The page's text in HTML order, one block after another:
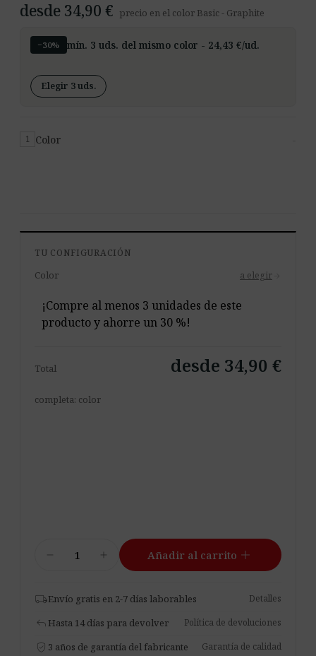
desde 34,90 € precio en el color Basic - Graphite
−30% mín. 3 uds. del mismo color - 24,43 €/ud.
Elegir 3 uds.
1 Color
TU CONFIGURACIÓN
Color a elegir arrow_forward
¡Compre al menos 3 unidades de este
producto y ahorre un 30 %!
Total desde 34,90 €
completa: color
add Añadir al carrito add
local_shippingEnvío gratis en 2-7 días laborables Detalles
reply Hasta 14 días para devolver Política de devoluciones
verified_user 3 años de garantía del fabricante Garantía de calidad